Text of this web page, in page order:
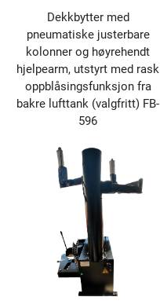
Dekkbytter med
pneumatiske justerbare
kolonner og høyrehendt
hjelpearm, utstyrt med rask
oppblåsingsfunksjon fra
bakre lufttank (valgfritt) FB-
596